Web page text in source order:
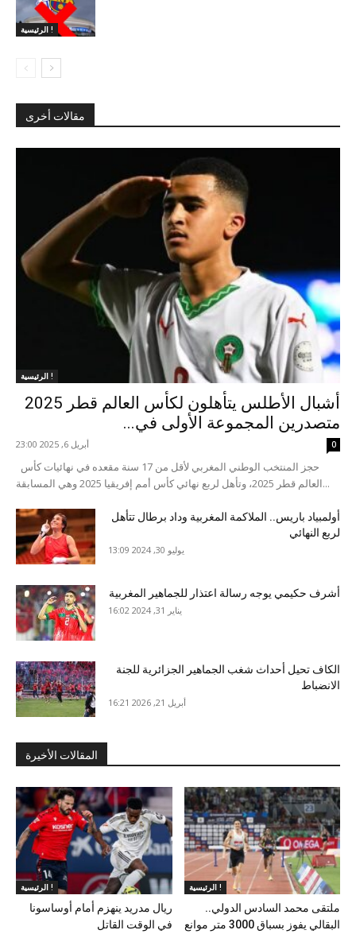
الرئيسية !
مقالات أخرى
الرئيسية !
أشبال الأطلس يتأهلون لكأس العالم قطر 2025
متصدرين المجموعة الأولى في...
أبريل 6, 2025 23:00 0
العالم قطر 2025، وتأهل لربع نهائي كأس أمم إفريقيا 2025 وهي المسابقة...
أولمبياد باريس.. الملاكمة المغربية وداد برطال تتأهل
لربع النهائي
يوليو 30, 2024 13:09
أشرف حكيمي يوجه رسالة اعتذار للجماهير المغربية
يناير 31, 2024 16:02
الكاف تحيل أحداث شغب الجماهير الجزائرية للجنة
الانضباط
أبريل 21, 2026 16:21
المقالات الأخيرة
الرئيسية !
ريال مدريد ينهزم أمام أوساسونا
في الوقت القاتل
الرئيسية !
ملتقى محمد السادس الدولي..
البقالي يفوز بسباق 3000 متر موانع